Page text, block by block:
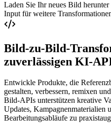
Laden Sie Ihr neues Bild
Input für weitere
Bild-zu-Bild-
zuverlässigen KI-
Entwickle Produkte, die
gestalten, verbessern, remixen
Bild-APIs unterstützen kreative
Updates, Kampagnenmaterialien
Bearbeitungsabläufe zu